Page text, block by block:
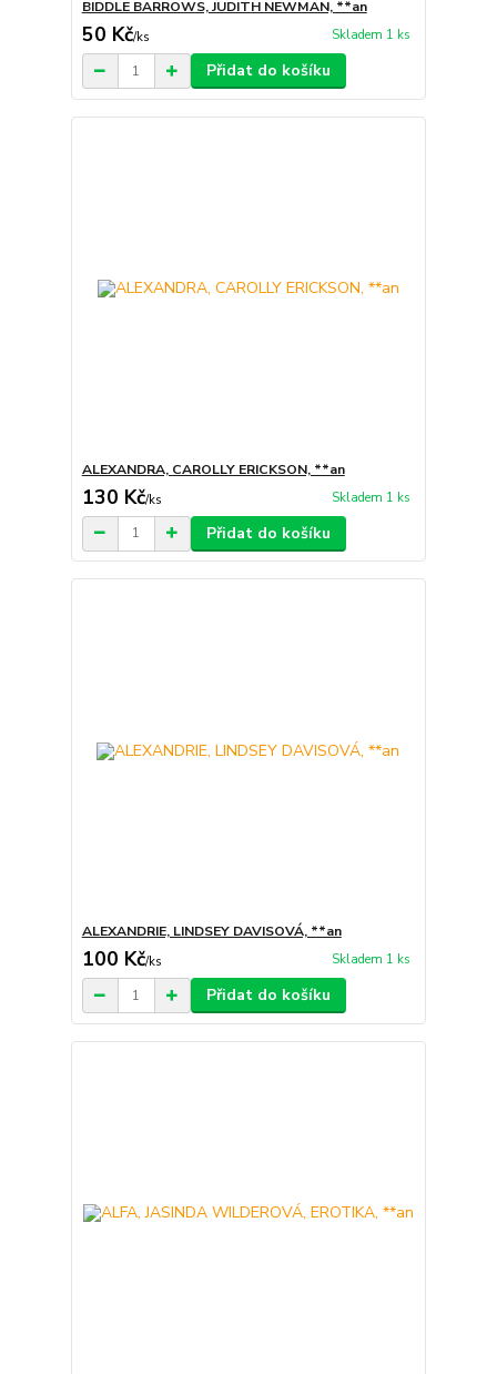
BIDDLE BARROWS, JUDITH NEWMAN, **an
50 Kč/ks Skladem 1 ks
Přidat do košíku
ALEXANDRA, CAROLLY ERICKSON, **an
130 Kč/ks Skladem 1 ks
Přidat do košíku
ALEXANDRIE, LINDSEY DAVISOVÁ, **an
100 Kč/ks Skladem 1 ks
Přidat do košíku